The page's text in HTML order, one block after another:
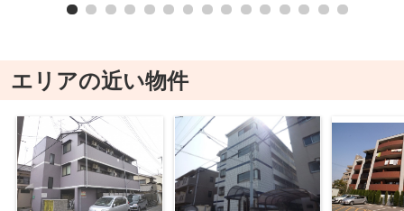
エリアの近い物件